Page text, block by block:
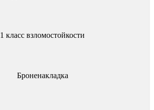
1 класс взломостойкости
Броненакладка